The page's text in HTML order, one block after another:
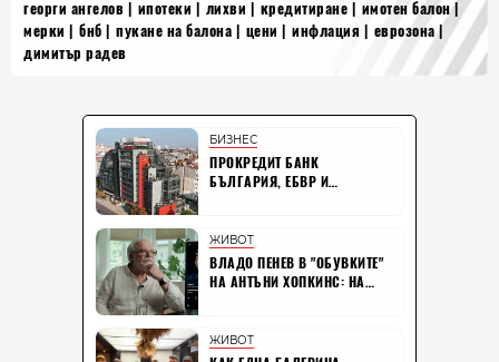
георги ангелов ипотеки лихви кредитиране
имотен балон
мерки
бнб пукане на балона цени инфлация
еврозона
димитър радев